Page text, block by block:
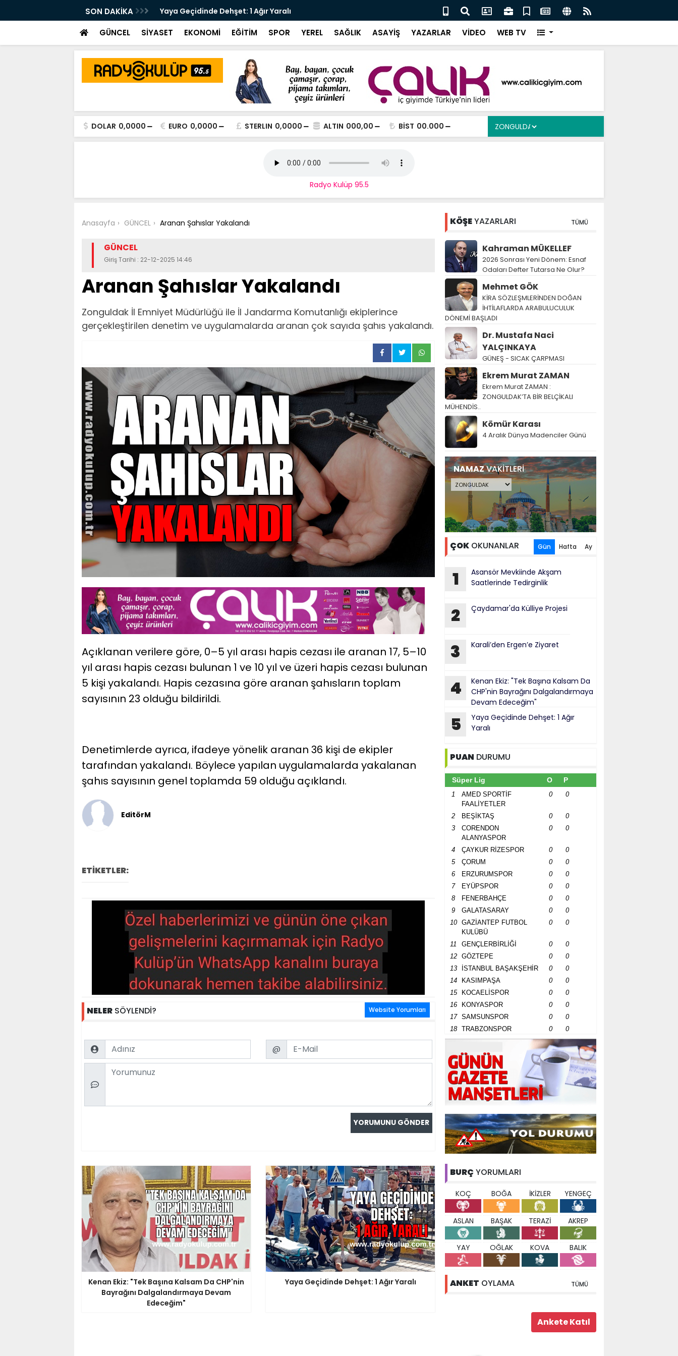
SON DAKİKA
Da CHP'nin Bayrağını
Yaya Geçidinde Dehşet: 1 Ağır Yaralı Karali’den Ergen’e Ziyaret
GÜNCEL SİYASET EKONOMİ EĞİTİM SPOR YEREL SAĞLIK ASAYİŞ YAZARLAR VİDEO WEB TV
DOLAR 0,0000 EURO 0,0000 STERLIN 0,0000 ALTIN 000,00 BİST 00.000
Radyo Kulüp 95.5
Anasayfa GÜNCEL Aranan Şahıslar Yakalandı
GÜNCEL
Giriş Tarihi : 22-12-2025 14:46
Aranan Şahıslar Yakalandı
Zonguldak İl Emniyet Müdürlüğü ile İl Jandarma Komutanlığı ekiplerince
gerçekleştirilen denetim ve uygulamalarda aranan çok sayıda şahıs yakalandı.
Açıklanan verilere göre, 0–5 yıl arası hapis cezası ile aranan 17, 5–10
yıl arası hapis cezası bulunan 1 ve 10 yıl ve üzeri hapis cezası bulunan
5 kişi yakalandı. Hapis cezasına göre aranan şahısların toplam
sayısının 23 olduğu bildirildi.
Denetimlerde ayrıca, ifadeye yönelik aranan 36 kişi de ekipler
tarafından yakalandı. Böylece yapılan uygulamalarda yakalanan
şahıs sayısının genel toplamda 59 olduğu açıklandı.
EditörM
ETİKETLER:
NELER SÖYLENDİ? Website Yorumları
Name Email
@
Comment
Kenan Ekiz: "Tek Başına Kalsam Da CHP'nin
Bayrağını Dalgalandırmaya Devam
Edeceğim"
Yaya Geçidinde Dehşet: 1 Ağır Yaralı
KÖŞEYAZARLARI TÜMÜ
Kahraman MÜKELLEF
2026 Sonrası Yeni Dönem: Esnaf
Odaları Defter Tutarsa Ne Olur?
Mehmet GÖK
KİRA SÖZLEŞMLERİNDEN DOĞAN
İHTİLAFLARDA ARABULUCULUK
DÖNEMİ BAŞLADI
Dr. Mustafa Naci
YALÇINKAYA
GÜNEŞ - SICAK ÇARPMASI
Ekrem Murat ZAMAN
Ekrem Murat ZAMAN :
ZONGULDAK’TA BİR BELÇİKALI
MÜHENDİS..
Kömür Karası
4 Aralık Dünya Madenciler Günü
NAMAZVAKİTLERİ
ÇOK OKUNANLAR Gün Hafta Ay
1
​Asansör Mevkiinde Akşam
Saatlerinde Tedirginlik
2 Çaydamar'da Külliye Projesi
3 Karali’den Ergen’e Ziyaret
4
Kenan Ekiz: "Tek Başına Kalsam Da
CHP'nin Bayrağını Dalgalandırmaya
Devam Edeceğim"
5
Yaya Geçidinde Dehşet: 1 Ağır
Yaralı
PUAN DURUMU
Süper Lig O P
1
AMED SPORTİF
FAALİYETLER
0 0
2 BEŞİKTAŞ 0
0
3
CORENDON
ALANYASPOR
0 0
4 ÇAYKUR RİZESPOR 0
0
5
ÇORUM 0
0
6
ERZURUMSPOR 0
0
7
EYÜPSPOR 0
0
8
FENERBAHÇE 0
0
9
GALATASARAY 0
0
10
GAZİANTEP FUTBOL
KULÜBÜ
0 0
11 GENÇLERBİRLİĞİ 0
0
12
GÖZTEPE 0
0
13
İSTANBUL BAŞAKŞEHİR 0
0
14
KASIMPAŞA 0
0
15
KOCAELİSPOR 0
0
16
KONYASPOR 0
0
17
SAMSUNSPOR 0
0
18
TRABZONSPOR 0 0
BURÇ YORUMLARI
KOÇ BOĞA İKİZLER YENGEÇ
ASLAN BAŞAK TERAZİ AKREP
YAY OĞLAK KOVA BALIK
ANKET OYLAMA TÜMÜ